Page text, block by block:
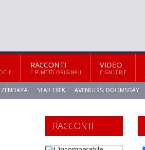
RACCONTI
E FUMETTI ORIGINALI
VIDEO
E GALLERIE
ZENDAYA STAR TREK AVENGERS: DOOMSDAY
RACCONTI